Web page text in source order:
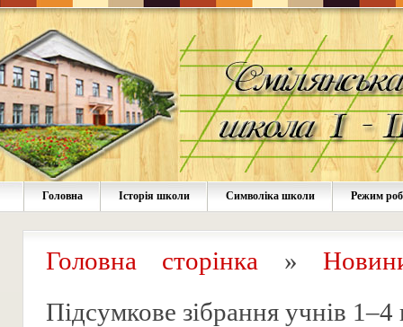
Головна Історія школи Символіка школи Режим
Головна сторінка »
Підсумкове зібрання учнів 1–4